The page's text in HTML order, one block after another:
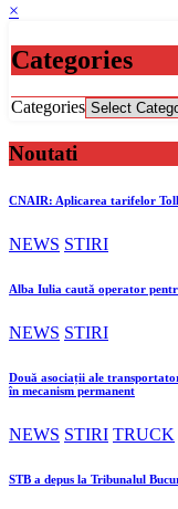
×
Categories
Categories
Noutati
CNAIR: Aplicarea tarifelor
NEWS STIRI
Alba Iulia caută operator
NEWS STIRI
Două asociații ale
în mecanism permanent
NEWS STIRI TRUCK
STB a depus la Tribunalul